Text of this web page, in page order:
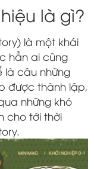
là gì?
là một khái
hẳn ai cũng
là câu những
được thành lập,
những khó
cho tới thời